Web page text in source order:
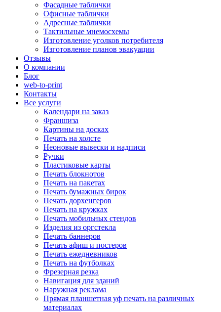
Фасадные таблички
Офисные таблички
Адресные таблички
Тактильные мнемосхемы
Изготовление уголков потребителя
Изготовление планов эвакуации
Отзывы
О компании
Блог
web-to-print
Контакты
Все услуги
Календари на заказ
Франшиза
Картины на досках
Печать на холсте
Неоновые вывески и надписи
Ручки
Пластиковые карты
Печать блокнотов
Печать на пакетах
Печать бумажных бирок
Печать дорхенгеров
Печать на кружках
Печать мобильных стендов
Изделия из оргстекла
Печать баннеров
Печать афиш и постеров
Печать ежедневников
Печать на футболках
Фрезерная резка
Навигация для зданий
Наружная реклама
Прямая планшетная уф печать на различных
материалах